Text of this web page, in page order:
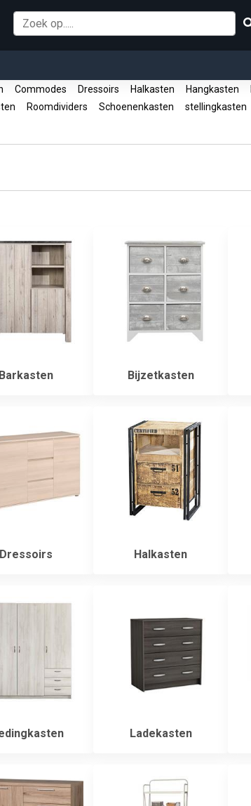
Commodes Dressoirs Halkasten Hangkasten
Roomdividers Schoenenkasten stellingkasten
Barkasten Bijzetkasten
Dressoirs Halkasten
Ladekasten